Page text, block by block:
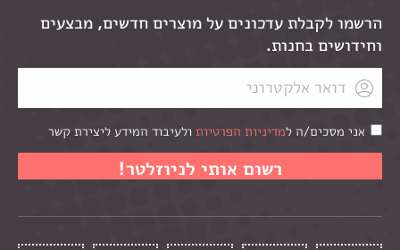
הרשמו לקבלת עדכונים על מוצרים חדשים, מבצעים
וחידושים בחנות.
אני מסכים/ה למדיניות הפרטיות ולעיבוד המידע ליצירת קשר